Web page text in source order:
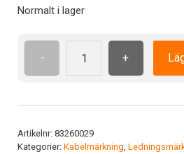
Normalt i lager
- +
Artikelnr: 83260029
Kategorier: Kabelmärkning,